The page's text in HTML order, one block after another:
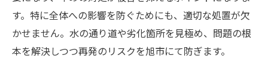
す。特に全体への影響を防ぐためにも、適切な処置が欠
かせません。水の通り道や劣化箇所を見極め、問題の根
本を解決しつつ再発のリスクを旭市にて防ぎます。